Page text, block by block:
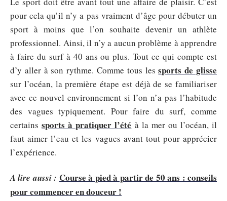
pour cela qu’il n’y a pas vraiment d’âge pour débuter un
sport à moins que l’on souhaite devenir un athlète
professionnel. Ainsi, il n’y a aucun problème à apprendre
à faire du surf à 40 ans ou plus. Tout ce qui compte est
d’y aller à son rythme. Comme tous lessports de glisse
sur l’océan, la première étape est déjà de se familiariser
avec ce nouvel environnement si l’on n’a pas l’habitude
des vagues typiquement. Pour faire du surf, comme
certainssports à pratiquer l’été à la mer ou l’océan, il
faut aimer l’eau et les vagues avant tout pour apprécier
l’expérience.
A lire aussi : Course à pied à partir de 50 ans : conseils
pour commencer en douceur !